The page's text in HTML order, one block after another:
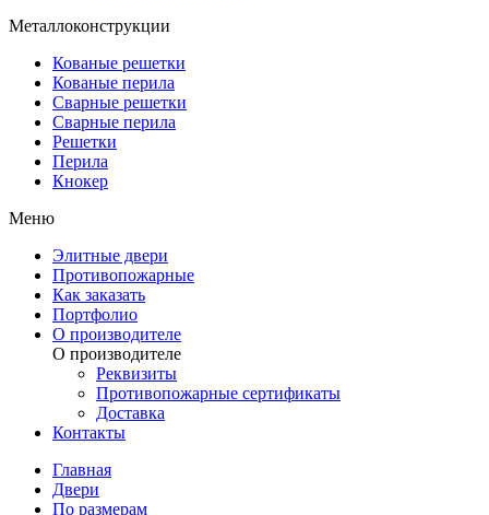
Металлоконструкции
Кованые решетки
Кованые перила
Сварные решетки
Сварные перила
Решетки
Перила
Кнокер
Меню
Элитные двери
Противопожарные
Как заказать
Портфолио
О производителе
О производителе
Реквизиты
Противопожарные сертификаты
Доставка
Контакты
Главная
Двери
По размерам